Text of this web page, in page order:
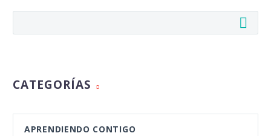
CATEGORÍAS
APRENDIENDO CONTIGO